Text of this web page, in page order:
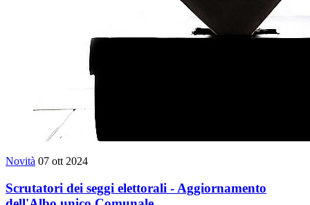
Novità 07 ott 2024
Scrutatori dei seggi elettorali - Aggiornamento